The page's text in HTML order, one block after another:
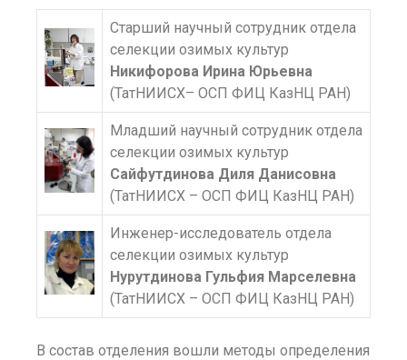
Старший научный сотрудник отдела
селекции озимых культур
Никифорова Ирина Юрьевна
(ТатНИИСХ– ОСП ФИЦ КазНЦ РАН)
Младший научный сотрудник отдела
селекции озимых культур
Сайфутдинова Диля Данисовна
(ТатНИИСХ – ОСП ФИЦ КазНЦ РАН)
Инженер-исследователь отдела
селекции озимых культур
Нурутдинова Гульфия Марселевна
(ТатНИИСХ – ОСП ФИЦ КазНЦ РАН)
В состав отделения вошли методы определения